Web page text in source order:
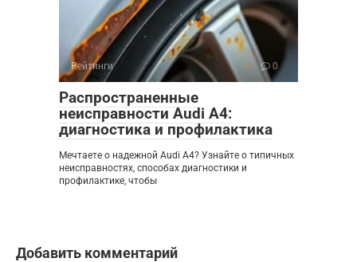
Рейтинги 0
Распространенные
неисправности Audi A4:
диагностика и профилактика
Мечтаете о надежной Audi A4? Узнайте о типичных
неисправностях, способах диагностики и
профилактике, чтобы
Добавить комментарий